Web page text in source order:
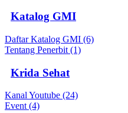
Katalog GMI
Daftar Katalog GMI (6)
Tentang Penerbit (1)
Krida Sehat
Kanal Youtube (24)
Event (4)